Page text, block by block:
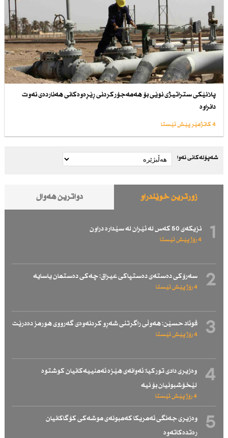
پلانێكی ستراتیژی نوێی بۆ هەمەجۆركردنی ڕێڕەوەكانی هەناردەی نەوت
دانراوە
4 کاتژمێر پێش ئێستا
شەپۆلەکانی نەوا
زۆرترین خوێندراو دواترین هەواڵ
1 نزیكەی 50 كەس لە ئێران لە سێدارە دراون
4 رۆژ پێش ئێستا
2 سەرۆكی دەستەی دەستپاكی عیراق: چەكی دەستمان یاسایە
4 رۆژ پێش ئێستا
3 فوئاد حسێن: هەوڵی راگرتنی شەڕو كردنەوەی گەرووی هورمز دەدرێت
4 رۆژ پێش ئێستا
4
وەزیری دادی توركیا: ئەوانەی هێزە ئەمنییەكانیان كوشتوە
لێخۆشبونیان بۆ نیە
4 رۆژ پێش ئێستا
5
وەزیری جەنگی ئەمریكا كەمبونەی موشەكی كۆگاكانیان
رەتدەكاتەوە